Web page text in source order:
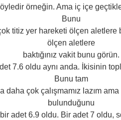
örneğin. Ama iç içe
Bunu
titiz yer hareketi ölçen aletlere
ölçen aletlere
baktığınız vakit bunu görün.
7.6 oldu aynı anda. İkisinin
Bunu tam
daha çok çalışmamız lazım
bulunduğunu
adet 6.9 oldu. Bir adet 7 oldu,